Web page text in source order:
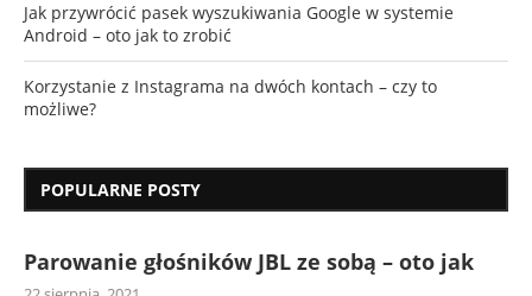
Jak przywrócić pasek wyszukiwania Google w systemie
Android – oto jak to zrobić
Korzystanie z Instagrama na dwóch kontach – czy to
możliwe?
POPULARNE POSTY
Parowanie głośników JBL ze sobą – oto jak